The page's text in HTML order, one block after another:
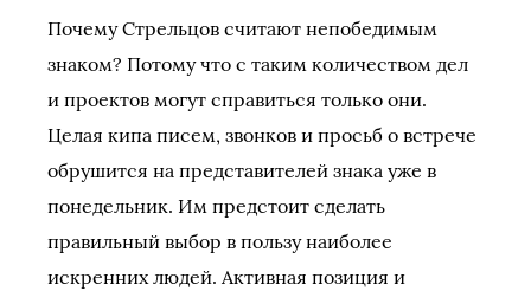
Почему Стрельцов считают непобедимым
знаком? Потому что с таким количеством дел
и проектов могут справиться только они.
Целая кипа писем, звонков и просьб о встрече
обрушится на представителей знака уже в
понедельник. Им предстоит сделать
правильный выбор в пользу наиболее
искренних людей. Активная позиция и